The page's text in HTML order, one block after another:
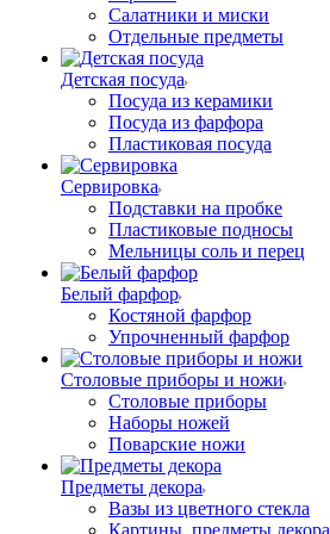
Салатники и миски
Отдельные предметы
Детская посуда
Посуда из керамики
Посуда из фарфора
Пластиковая посуда
Сервировка
Подставки на пробке
Пластиковые подносы
Мельницы соль и перец
Белый фарфор
Костяной фарфор
Упрочненный фарфор
Столовые приборы и ножи
Столовые приборы
Наборы ножей
Поварские ножи
Предметы декора
Вазы из цветного стекла
Картины, предметы декора